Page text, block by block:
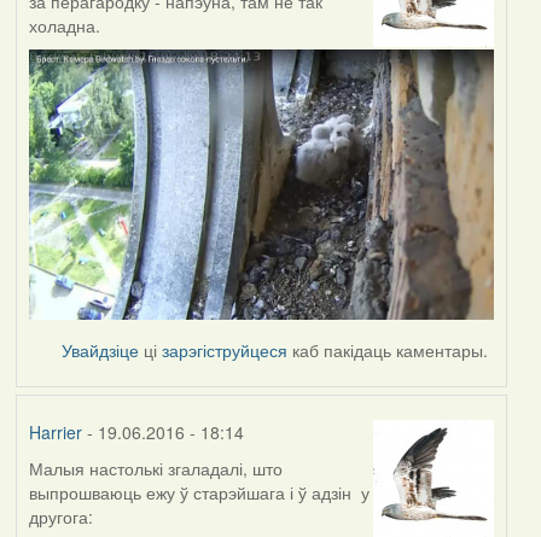
холадна.
Увайдзіце цізарэгіструйцеся каб пакідаць каментары.
Harrier- 19.06.2016 - 18:14
Малыя настолькі згаладалі, што
выпрошваюць ежу ў старэйшага і ў адзін у
другога: